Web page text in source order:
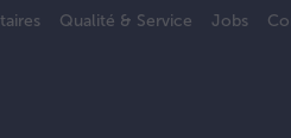
Qualité & Service Jobs